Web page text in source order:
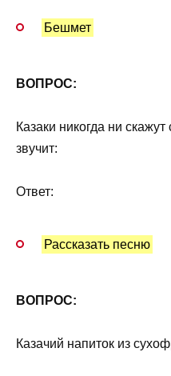
Бешмет
ВОПРОС:
Казаки никогда ни
звучит:
Ответ:
Рассказать песню
ВОПРОС:
Казачий напиток из